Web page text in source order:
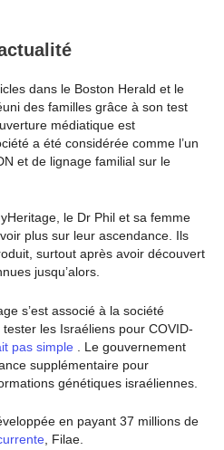
dans le Boston Herald et le
des familles grâce à son test
médiatique est
a été considérée comme l’un
et de lignage familial sur le
le Dr Phil et sa femme
plus sur leur ascendance. Ils
surtout après avoir découvert
jusqu’alors.
s’est associé à la société
les Israéliens pour COVID-
pas simple . Le gouvernement
supplémentaire pour
génétiques israéliennes.
en payant 37 millions de
, Filae.